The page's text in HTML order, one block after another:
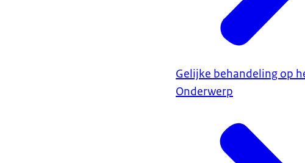
Gelijke behandeling op
Onderwerp